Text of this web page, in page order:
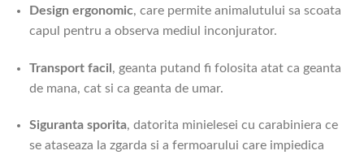
Design ergonomic, care permite animalutului sa scoata
capul pentru a observa mediul inconjurator.
Transport facil , geanta putand fi folosita atat ca geanta
de mana, cat si ca geanta de umar.
Siguranta sporita, datorita minielesei cu carabiniera ce
se ataseaza la zgarda si a fermoarului care impiedica